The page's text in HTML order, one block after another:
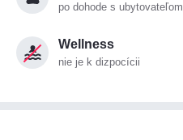
po dohode s ubytovateľom
Wellness
nie je k dizpocícii